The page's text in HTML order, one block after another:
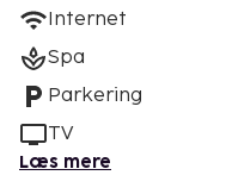
Internet
Spa
Parkering
TV
Læs mere